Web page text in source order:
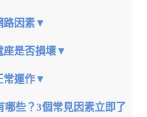
路因素▼
座是否損壞▼
常運作▼
些？3個常見因素立即了